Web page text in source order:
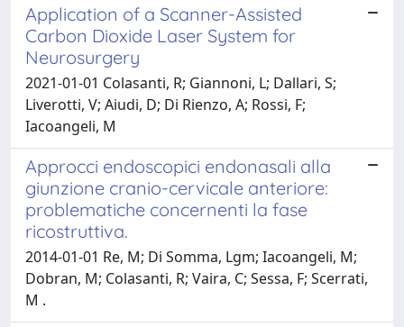
Application of a Scanner-Assisted
Carbon Dioxide Laser System for
Neurosurgery
2021-01-01 Colasanti, R; Giannoni, L; Dallari, S;
Liverotti, V; Aiudi, D; Di Rienzo, A; Rossi, F;
Iacoangeli, M
Approcci endoscopici endonasali alla
giunzione cranio-cervicale anteriore:
problematiche concernenti la fase
ricostruttiva.
2014-01-01 Re, M; Di Somma, Lgm; Iacoangeli, M;
Dobran, M; Colasanti, R; Vaira, C; Sessa, F; Scerrati,
M .